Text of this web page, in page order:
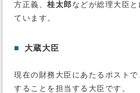
方正義、 桂太郎などが総理大臣
ています。
■ 大蔵大臣
現在の財務大臣にあたるポストで
することを担当する大臣です。